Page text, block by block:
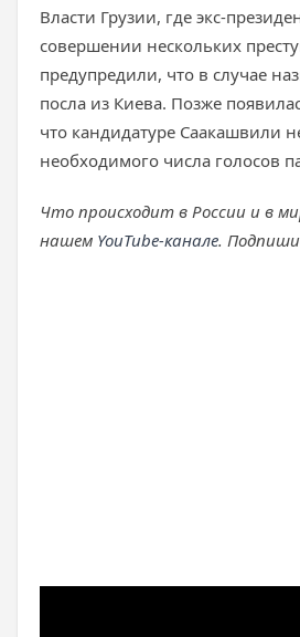
Власти Грузии, где экс-
совершении нескольких
предупредили, что в случае
посла из Киева. Позже
что кандидатуре Саакашвили
необходимого числа голосов
Что происходит в России и в
нашем YouTube-канале.